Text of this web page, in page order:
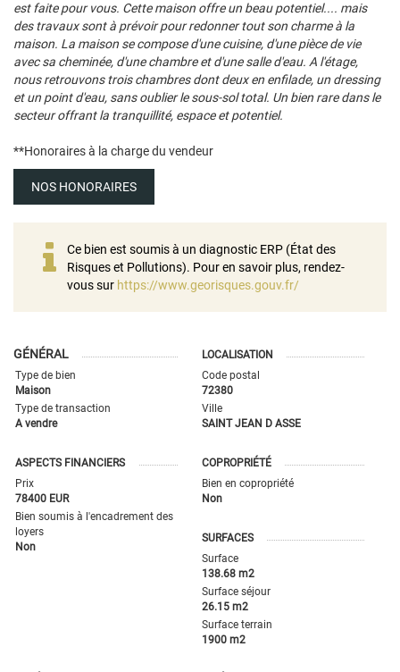
est faite pour vous. Cette maison offre un beau potentiel.... mais
des travaux sont à prévoir pour redonner tout son charme à la
maison. La maison se compose d'une cuisine, d'une pièce de vie
avec sa cheminée, d'une chambre et d'une salle d'eau. A l'étage,
nous retrouvons trois chambres dont deux en enfilade, un dressing
et un point d'eau, sans oublier le sous-sol total. Un bien rare dans le
secteur offrant la tranquillité, espace et potentiel.
**Honoraires à la charge du vendeur
NOS HONORAIRES
Ce bien est soumis à un diagnostic ERP (État des
Risques et Pollutions). Pour en savoir plus, rendez-
vous sur https://www.georisques.gouv.fr/
GÉNÉRAL
Type de bien
Maison
Type de transaction
A vendre
LOCALISATION
Code postal
72380
Ville
SAINT JEAN D ASSE
ASPECTS FINANCIERS
Prix
78400 EUR
Bien soumis à l'encadrement des
loyers
Non
COPROPRIÉTÉ
Bien en copropriété
Non
SURFACES
Surface
138.68 m2
Surface séjour
26.15 m2
Surface terrain
1900 m2